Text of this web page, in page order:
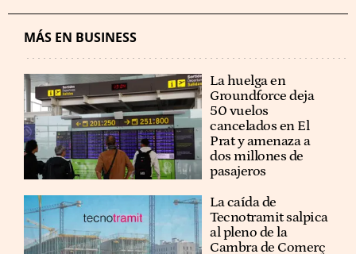
MÁS EN BUSINESS
La huelga en
Groundforce deja
50 vuelos
cancelados en El
Prat y amenaza a
dos millones de
pasajeros
La caída de
Tecnotramit salpica
al pleno de la
Cambra de Comerç